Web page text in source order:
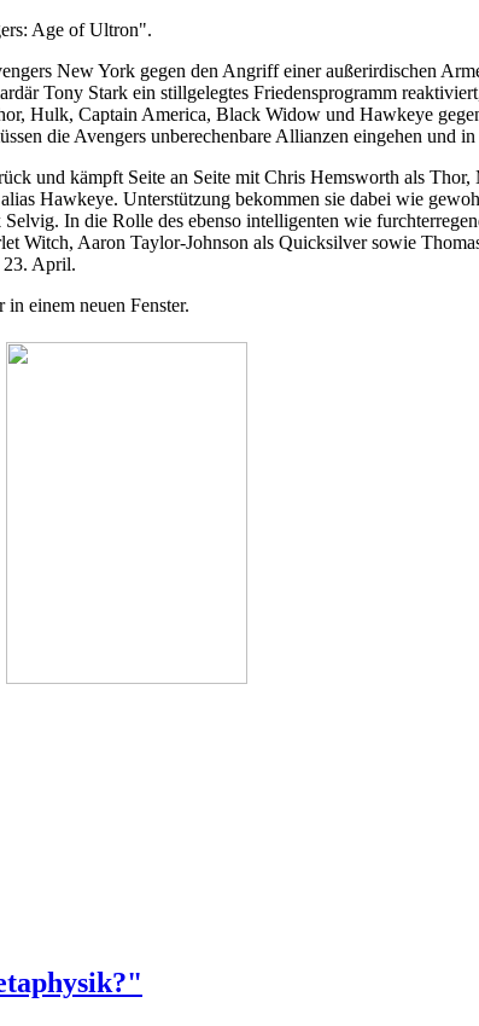
Age of Ultron".
New York gegen den Angriff einer außerirdischen
Tony Stark ein stillgelegtes Friedensprogramm
Hulk, Captain America, Black Widow und Hawkeye
die Avengers unberechenbare Allianzen eingehen und
und kämpft Seite an Seite mit Chris Hemsworth als
Hawkeye. Unterstützung bekommen sie dabei wie
In die Rolle des ebenso intelligenten wie
Witch, Aaron Taylor-Johnson als Quicksilver sowie
23. April.
einem neuen Fenster.